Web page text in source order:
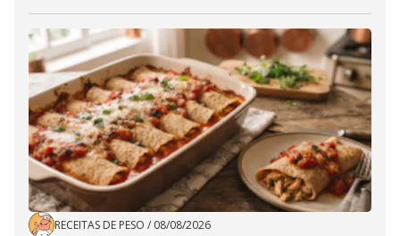
RECEITAS DE PESO / 08/08/2026